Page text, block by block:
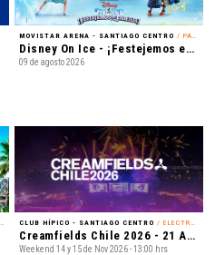
MOVISTAR ARENA - SANTIAGO CENTRO / PATINAJE EN HIELO
Disney On Ice - ¡Festejemos en Familia!
09 de agosto 2026
CLUB HÍPICO - SANTIAGO CENTRO / ELECTRÓNICA
Creamfields Chile 2026 - 21 Años
Weekend 14 y 15 de Nov 2026 - 13:00 hrs